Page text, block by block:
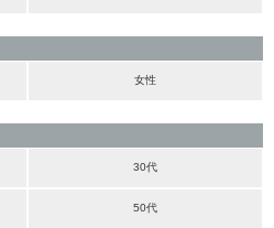
女性
30代
50代